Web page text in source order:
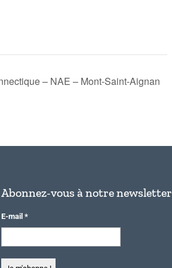
– NAE – Mont-Saint-Aignan
Abonnez-vous à notre newsletter
E-mail *